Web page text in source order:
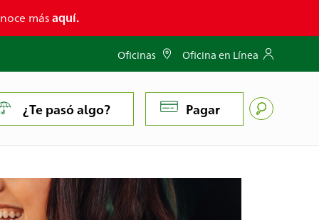
másaquí.
Oficinas Oficina en Línea
¿Te pasó algo? Pagar